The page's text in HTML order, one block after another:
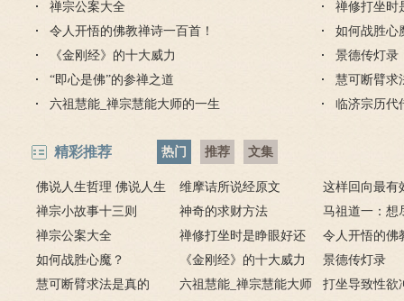
禅宗公案大全
禅修打坐时
令人开悟的佛教禅诗一百首！
如何战胜心
《金刚经》的十大威力
景德传灯录
“即心是佛”的参禅之道
慧可断臂求
六祖慧能_禅宗慧能大师的一生
临济宗历代
精彩推荐 热门 推荐 文集
佛说人生哲理 佛说人生
感悟的句子
维摩诘所说经原文
这样回向最有
禅宗小故事十三则
神奇的求财方法
马祖道一：想
弟子开悟
禅宗公案大全
禅修打坐时是睁眼好还
是闭眼好？
令人开悟的佛
百首！
如何战胜心魔？ 《金刚经》的十大威力
景德传灯录
慧可断臂求法是真的
六祖慧能_禅宗慧能大师
打坐导致性欲